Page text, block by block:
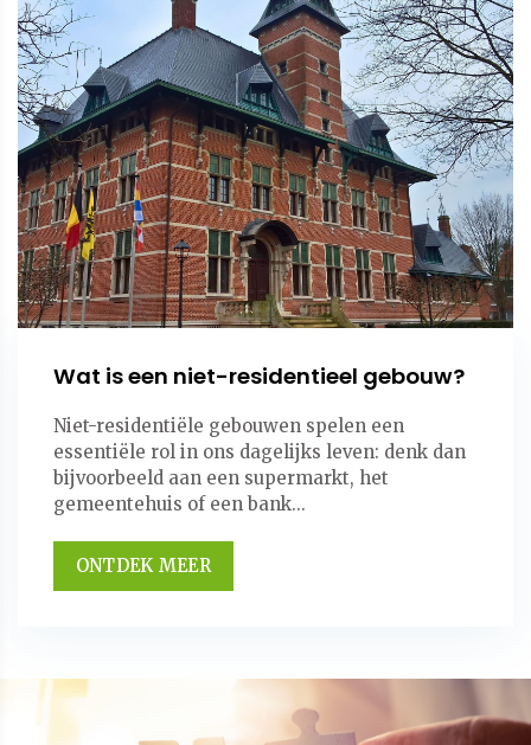
Wat is een niet-residentieel gebouw?
Niet-residentiële gebouwen spelen een
essentiële rol in ons dagelijks leven: denk dan
bijvoorbeeld aan een supermarkt, het
gemeentehuis of een bank...
ONTDEK MEER